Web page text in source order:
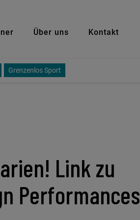
Über uns Kontakt
Grenzenlos Sport
Link zu
Performances